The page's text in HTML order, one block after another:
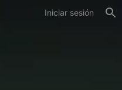
Iniciar sesión